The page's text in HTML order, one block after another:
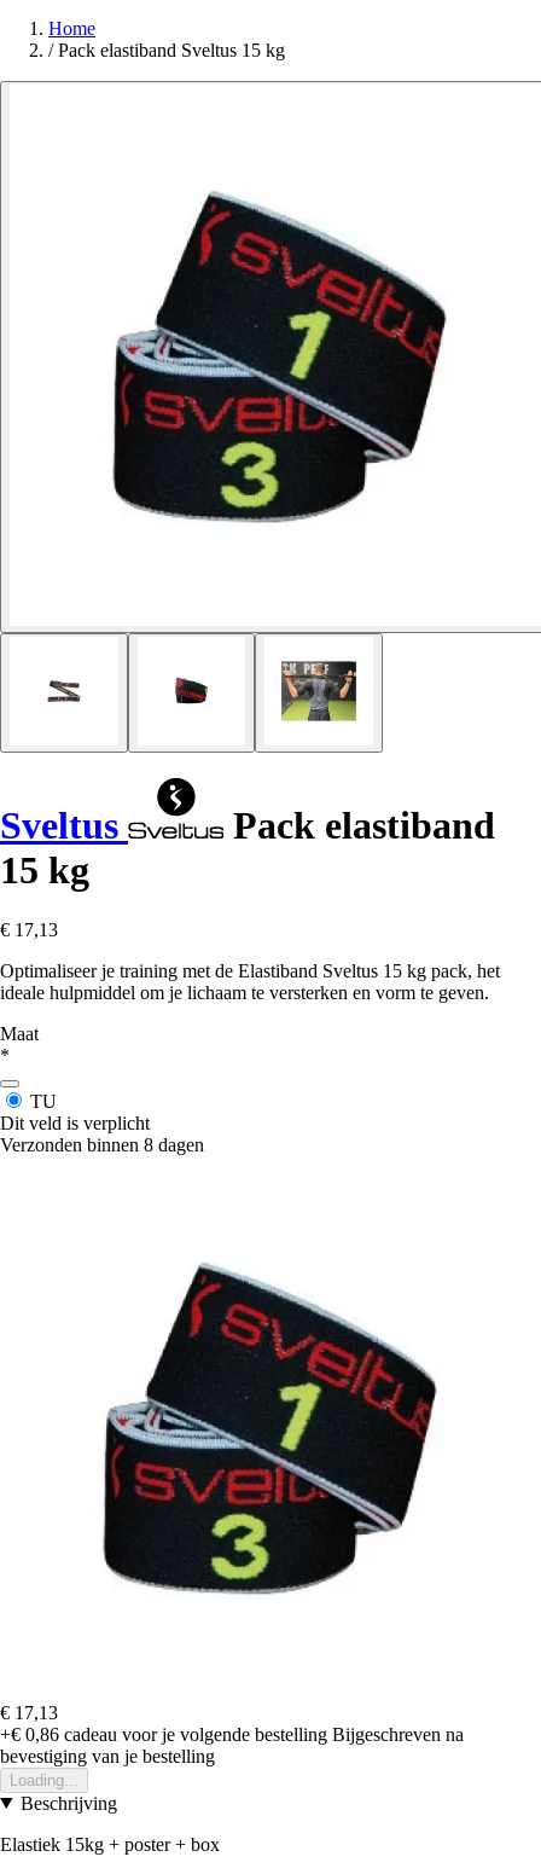
Home
/ Pack elastiband Sveltus 15 kg
Sveltus
Pack elastiband
15 kg
€ 17,13
Optimaliseer je training met de Elastiband Sveltus 15 kg pack, het
ideale hulpmiddel om je lichaam te versterken en vorm te geven.
Maat
*
TU
Dit veld is verplicht
Verzonden binnen 8 dagen
€ 17,13
+€ 0,86 cadeau voor je volgende bestelling Bijgeschreven na
bevestiging van je bestelling
Loading...
Beschrijving
Elastiek 15kg + poster + box